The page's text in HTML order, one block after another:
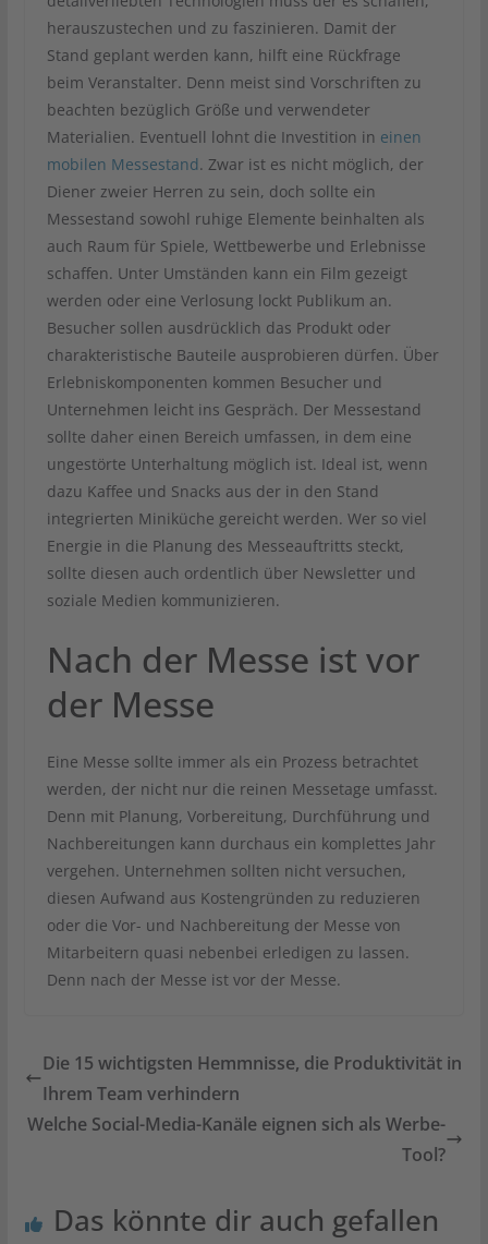
herauszustechen und zu faszinieren. Damit der
Stand geplant werden kann, hilft eine Rückfrage
beim Veranstalter. Denn meist sind Vorschriften zu
beachten bezüglich Größe und verwendeter
Materialien. Eventuell lohnt die Investition in einen
mobilen Messestand. Zwar ist es nicht möglich, der
Diener zweier Herren zu sein, doch sollte ein
Messestand sowohl ruhige Elemente beinhalten als
auch Raum für Spiele, Wettbewerbe und Erlebnisse
schaffen. Unter Umständen kann ein Film gezeigt
werden oder eine Verlosung lockt Publikum an.
Besucher sollen ausdrücklich das Produkt oder
charakteristische Bauteile ausprobieren dürfen. Über
Erlebniskomponenten kommen Besucher und
Unternehmen leicht ins Gespräch. Der Messestand
sollte daher einen Bereich umfassen, in dem eine
ungestörte Unterhaltung möglich ist. Ideal ist, wenn
dazu Kaffee und Snacks aus der in den Stand
integrierten Miniküche gereicht werden. Wer so viel
Energie in die Planung des Messeauftritts steckt,
sollte diesen auch ordentlich über Newsletter und
soziale Medien kommunizieren.
Nach der Messe ist vor
der Messe
Eine Messe sollte immer als ein Prozess betrachtet
werden, der nicht nur die reinen Messetage umfasst.
Denn mit Planung, Vorbereitung, Durchführung und
Nachbereitungen kann durchaus ein komplettes Jahr
vergehen. Unternehmen sollten nicht versuchen,
diesen Aufwand aus Kostengründen zu reduzieren
oder die Vor- und Nachbereitung der Messe von
Mitarbeitern quasi nebenbei erledigen zu lassen.
Denn nach der Messe ist vor der Messe.
Die 15 wichtigsten Hemmnisse, die Produktivität in
Ihrem Team verhindern
Welche Social-Media-Kanäle eignen sich als Werbe-
Tool?
Das könnte dir auch gefallen